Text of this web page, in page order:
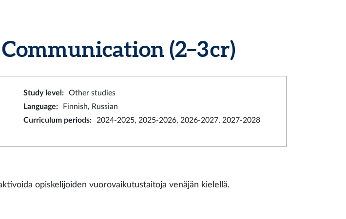
(2–3 cr)
Study level :
Other studies
Language:
Finnish, Russian
Curriculum periods: 2024-2025, 2025-2026, 2026-2027, 2027-2028
opiskelijoiden vuorovaikutustaitoja venäjän kielellä.